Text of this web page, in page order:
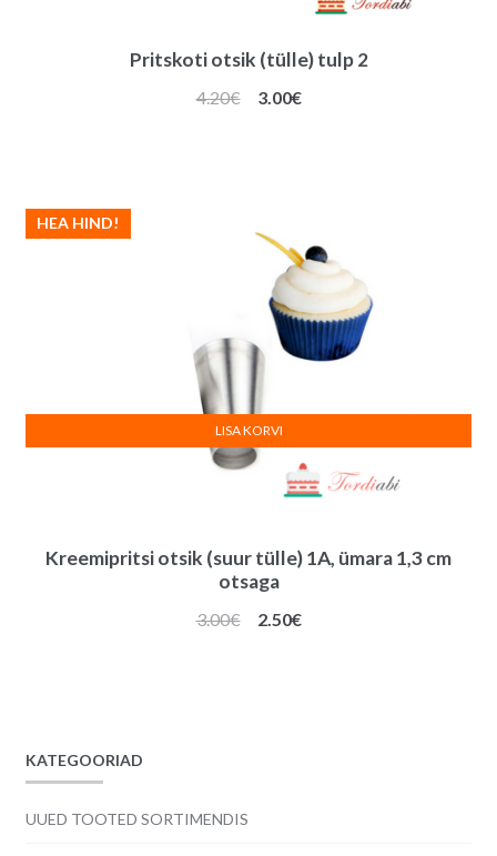
Pritskoti otsik (tülle) tulp 2
4.20€
Algne
3.00€Praegune
Kreemipritsi otsik (suur tülle) 1A, ümara 1,3 cm
otsaga
HEA HIND!
3.00€
Algne
2.50€Praegune
LISA KORVI
KATEGOORIAD
UUED TOOTED SORTIMENDIS